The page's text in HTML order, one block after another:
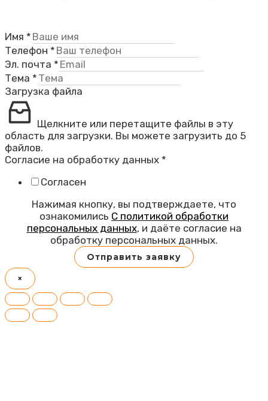
Имя *
Телефон *
Эл. почта *
Тема *
Загрузка файла
Щелкните или перетащите файлы в эту
область для загрузки. Вы можете загрузить до 5
файлов.
Согласие на обработку данных *
Согласен
Нажимая кнопку, вы подтверждаете, что
ознакомились С политикой обработки
персональных данных, и даёте согласие на
обработку персональных данных.
Отправить заявку
×